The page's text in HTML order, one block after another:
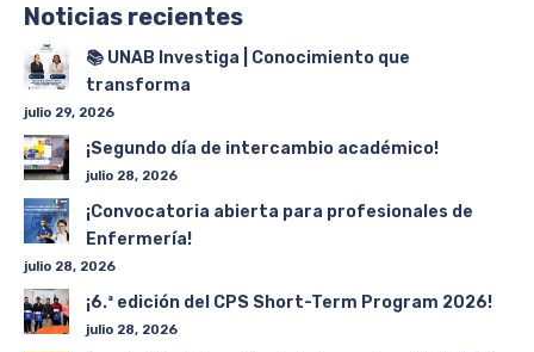
Noticias recientes
📚 UNAB Investiga | Conocimiento que
transforma
julio 29, 2026
¡Segundo día de intercambio académico!
julio 28, 2026
¡Convocatoria abierta para profesionales de
Enfermería!
julio 28, 2026
¡6.ª edición del CPS Short-Term Program 2026!
julio 28, 2026